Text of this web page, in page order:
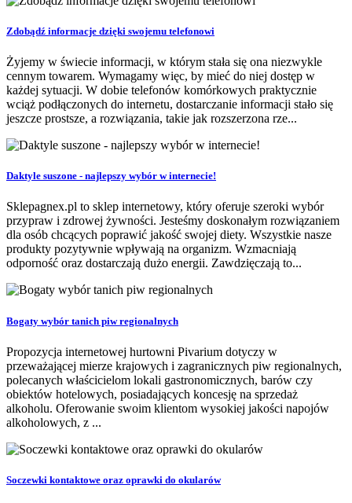
Zdobądź informacje dzięki swojemu telefonowi
Żyjemy w świecie informacji, w którym stała się ona niezwykle
cennym towarem. Wymagamy więc, by mieć do niej dostęp w
każdej sytuacji. W dobie telefonów komórkowych praktycznie
wciąż podłączonych do internetu, dostarczanie informacji stało się
jeszcze prostsze, a rozwiązania, takie jak rozszerzona rze...
Daktyle suszone - najlepszy wybór w internecie!
Sklepagnex.pl to sklep internetowy, który oferuje szeroki wybór
przypraw i zdrowej żywności. Jesteśmy doskonałym rozwiązaniem
dla osób chcących poprawić jakość swojej diety. Wszystkie nasze
produkty pozytywnie wpływają na organizm. Wzmacniają
odporność oraz dostarczają dużo energii. Zawdzięczają to...
Bogaty wybór tanich piw regionalnych
Propozycja internetowej hurtowni Pivarium dotyczy w
przeważającej mierze krajowych i zagranicznych piw regionalnych,
polecanych właścicielom lokali gastronomicznych, barów czy
obiektów hotelowych, posiadających koncesję na sprzedaż
alkoholu. Oferowanie swoim klientom wysokiej jakości napojów
alkoholowych, z ...
Soczewki kontaktowe oraz oprawki do okularów